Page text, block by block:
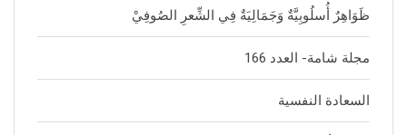
ظَوَاهِرٌ أُسلُوبِيَّةٌ وَجَمَالِيَةٌ فِي الشِّعرِ الصُوفِيْ
مجلة شامة- العدد 166
السعادة النفسية